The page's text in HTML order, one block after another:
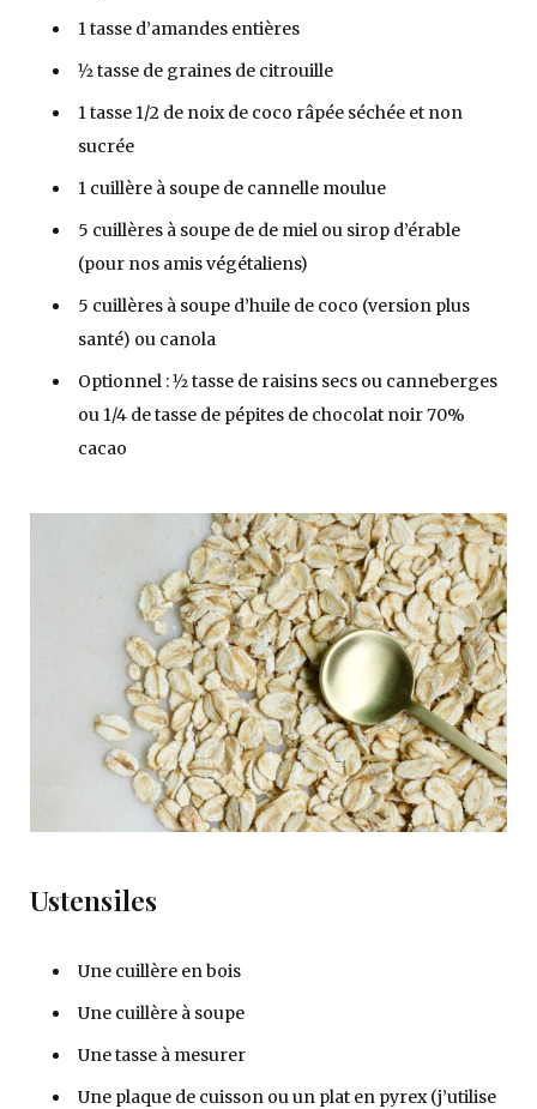
1 tasse d’amandes entières
1⁄2 tasse de graines de citrouille
1 tasse 1/2 de noix de coco râpée séchée et non
sucrée
1 cuillère à soupe de cannelle moulue
5 cuillères à soupe de de miel ou sirop d’érable
(pour nos amis végétaliens)
5 cuillères à soupe d’huile de coco (version plus
santé) ou canola
Optionnel : 1⁄2 tasse de raisins secs ou canneberges
ou 1/4 de tasse de pépites de chocolat noir 70%
cacao
Ustensiles
Une cuillère en bois
Une cuillère à soupe
Une tasse à mesurer
Une plaque de cuisson ou un plat en pyrex (j’utilise